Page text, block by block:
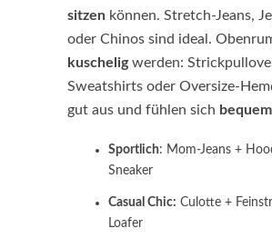
sitzen können. Stretch-Jeans,
oder Chinos sind ideal.
kuscheligwerden:
Sweatshirts oder Oversize-
gut aus und fühlen sich bequem
Sportlich: Mom-Jeans +
Sneaker
Casual Chic: Culotte +
Loafer